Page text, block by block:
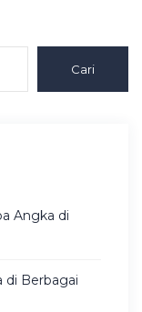
Cari
Angka di
di Berbagai